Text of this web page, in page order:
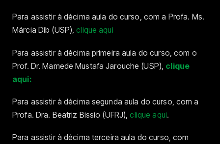
Para assistir à décima aula do curso, com a Profa. Ms.
Márcia Dib (USP),clique aqui
Para assistir à décima primeira aula do curso, com o
Prof. Dr. Mamede Mustafa Jarouche (USP), clique
aqui:
Para assistir à décima segunda aula do curso, com a
Profa. Dra. Beatriz Bissio (UFRJ),clique aqui.
Para assistir à décima terceira aula do curso, com